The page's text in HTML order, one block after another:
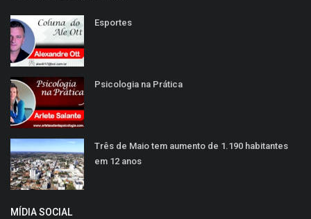
Esportes
Psicologia na Prática
Três de Maio tem aumento de 1.190 habitantes
em 12 anos
MÍDIA SOCIAL